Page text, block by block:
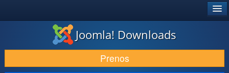
PRENESI IN RAZŠIRI
ODKRIJTE & IZVEJTE
Joomla! Downloads
Prenos